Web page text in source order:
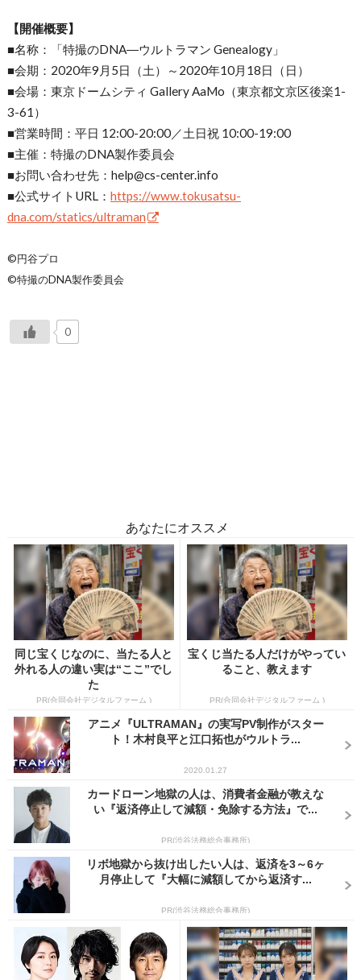
【開催概要】
■名称：「特撮のDNA―ウルトラマン Genealogy」
■会期：2020年9月5日（土）～2020年10月18日（日）
■会場：東京ドームシティ Gallery AaMo（東京都文京区後楽1-
3-61）
■営業時間：平日 12:00-20:00／土日祝 10:00-19:00
■主催：特撮のDNA製作委員会
■お問い合わせ先：help@cs-center.info
■公式サイトURL： https://www.tokusatsu-
dna.com/statics/ultraman
©円谷プロ
©特撮のDNA製作委員会
0
あなたにオススメ
同じ宝くじなのに、当たる人と
外れる人の違い実は“ここ”でし
た
PR(合同会社デジタルファーム )
宝くじ当たる人だけがやってい
ること、教えます
PR(合同会社デジタルファーム )
アニメ『ULTRAMAN』の実写PV制作がスター
ト！木村良平と江口拓也がウルトラ...
2020.01.27
カードローン地獄の人は、消費者金融が教えな
い『返済停止して減額・免除する方法』で...
PR(渋谷法務総合事務所)
リボ地獄から抜け出したい人は、返済を3～6ヶ
月停止して『大幅に減額してから返済す...
PR(渋谷法務総合事務所)